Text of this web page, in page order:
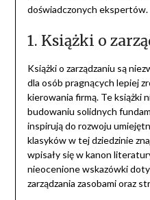
doświadczonych ekspertów.
1. Książki o
Książki o zarządzaniu są
dla osób pragnących lepiej
kierowania firmą. Te książki
budowaniu solidnych
inspirują do rozwoju
klasyków w tej dziedzinie
wpisały się w kanon
nieocenione wskazówki
zarządzania zasobami oraz